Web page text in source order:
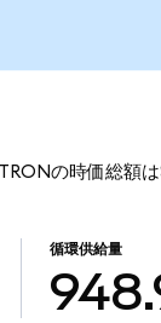
の時価総額は
循環供給量